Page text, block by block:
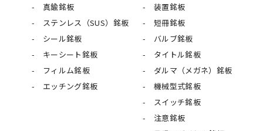
真鍮銘板
ステンレス（SUS）銘板
シール銘板
キーシート銘板
フィルム銘板
エッチング銘板
装置銘板
短冊銘板
バルブ銘板
タイトル銘板
ダルマ（メガネ）銘板
機械型式銘板
スイッチ銘板
注意銘板